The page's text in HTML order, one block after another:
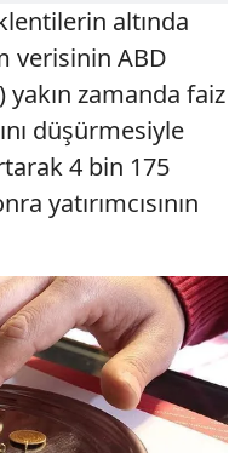
altında
verisinin ABD
yakın zamanda faiz
düşürmesiyle
4 bin 175
yatırımcısının